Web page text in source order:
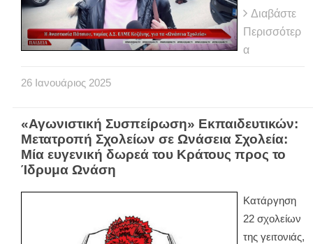
Διαβάστε
Περισσότερ
α
26 Ιανουάριος 2025
«Αγωνιστική Συσπείρωση» Εκπαιδευτικών:
Μετατροπή Σχολείων σε Ωνάσεια Σχολεία:
Μία ευγενική δωρεά του Κράτους προς το
Ίδρυμα Ωνάση
Κατάργηση
22 σχολείων
της γειτονιάς,